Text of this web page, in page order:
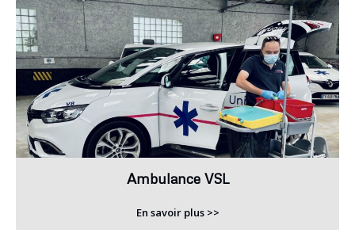
Ambulance VSL
En savoir plus >>